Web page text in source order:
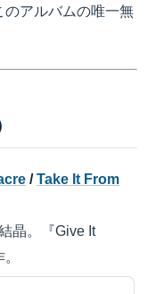
のアルバムの唯一無
/Take It From
晶。『Give It